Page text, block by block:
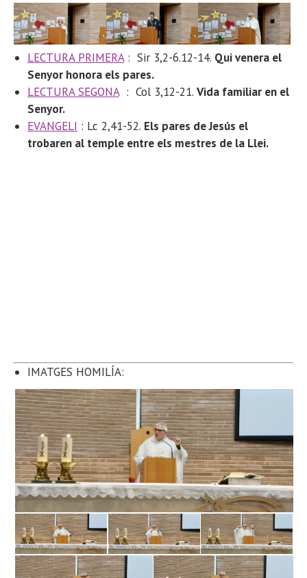
LECTURA PRIMERA: Sir 3,2-6.12-14. Qui venera el
Senyor honora els pares.
LECTURA SEGONA: Col 3,12-21. Vida familiar en el
Senyor.
EVANGELI : Lc 2,41-52. Els pares de Jesús el
trobaren al temple entre els mestres de la Llei.
IMATGES HOMILÍA: